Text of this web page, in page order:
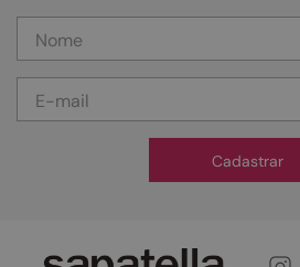
Cadastrar